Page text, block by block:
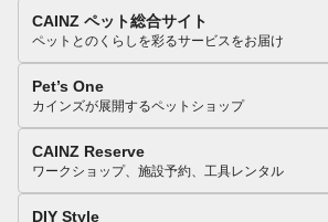
CAINZ ペット総合サイト
ペットとのくらしを彩るサービスをお届け
Pet’s One
カインズが展開するペットショップ
CAINZ Reserve
ワークショップ、施設予約、工具レンタル
DIY Style